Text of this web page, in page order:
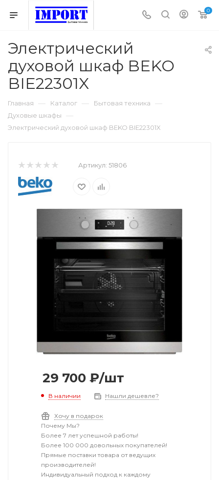
0
Электрический
духовой шкаф BEKO
BIE22301X
Главная — Каталог — Бытовая техника —
Духовые шкафы —
Электрический духовой шкаф BEKO BIE22301X
Артикул: 51806
29 700 ₽/шт
В наличии Нашли дешевле?
Хочу в подарок
Почему Мы?
Более 7 лет успешной работы!
Более 100 000 довольных покупателей!
Прямые поставки товара от ведущих
производителей!
Индивидуальный подход к каждому